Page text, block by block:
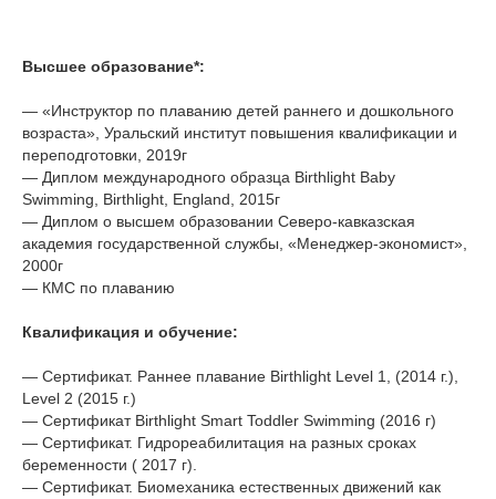
Высшее образование*:
— «Инструктор по плаванию детей раннего и дошкольного
возраста», Уральский институт повышения квалификации и
переподготовки, 2019г
— Диплом международного образца Birthlight Baby
Swimming, Birthlight, England, 2015г
— Диплом о высшем образовании Северо-кавказская
академия государственной службы, «Менеджер-экономист»,
2000г
— КМС по плаванию
Квалификация и обучение:
— Сертификат. Раннее плавание Birthlight Level 1, (2014 г.),
Level 2 (2015 г.)
— Сертификат Birthlight Smart Toddler Swimming (2016 г)
— Сертификат. Гидрореабилитация на разных сроках
беременности ( 2017 г).
— Сертификат. Биомеханика естественных движений как